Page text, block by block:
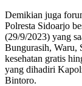
Demikian juga
Polresta Sidoarjo
(29/9/2023) yang
Bungurasih, Waru,
kesehatan gratis
yang dihadiri
Bintoro.